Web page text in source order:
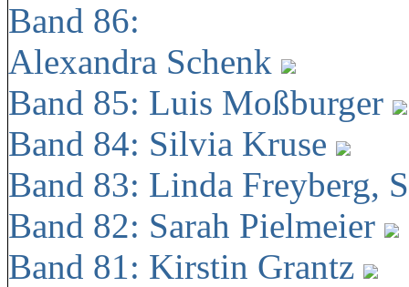
Band 86:
Alexandra Schenk
Band 85: Luis Moßburger
Band 84: Silvia Kruse
Band 83: Linda Freyberg,
Band 82: Sarah Pielmeier
Band 81: Kirstin Grantz